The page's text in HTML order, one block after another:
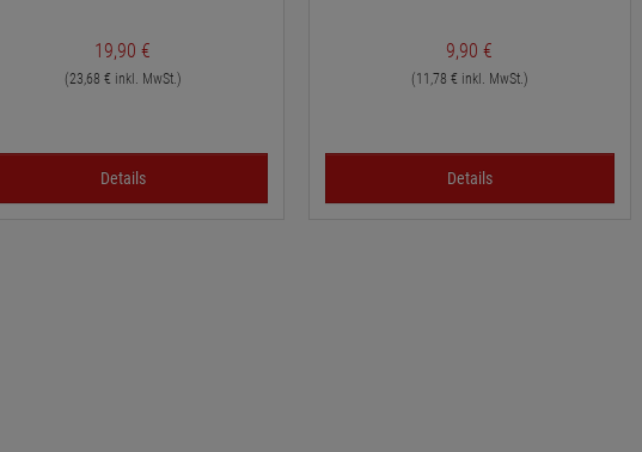
19,90 €
(23,68 € inkl. MwSt.)
Details
9,90 €
(11,78 € inkl. MwSt.)
Details